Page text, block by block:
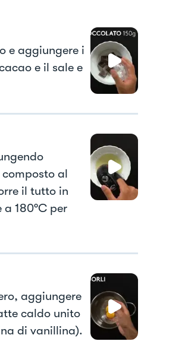
e aggiungere i
e il sale e
al
il tutto in
180°C per
aggiungere
caldo unito
di vanillina).